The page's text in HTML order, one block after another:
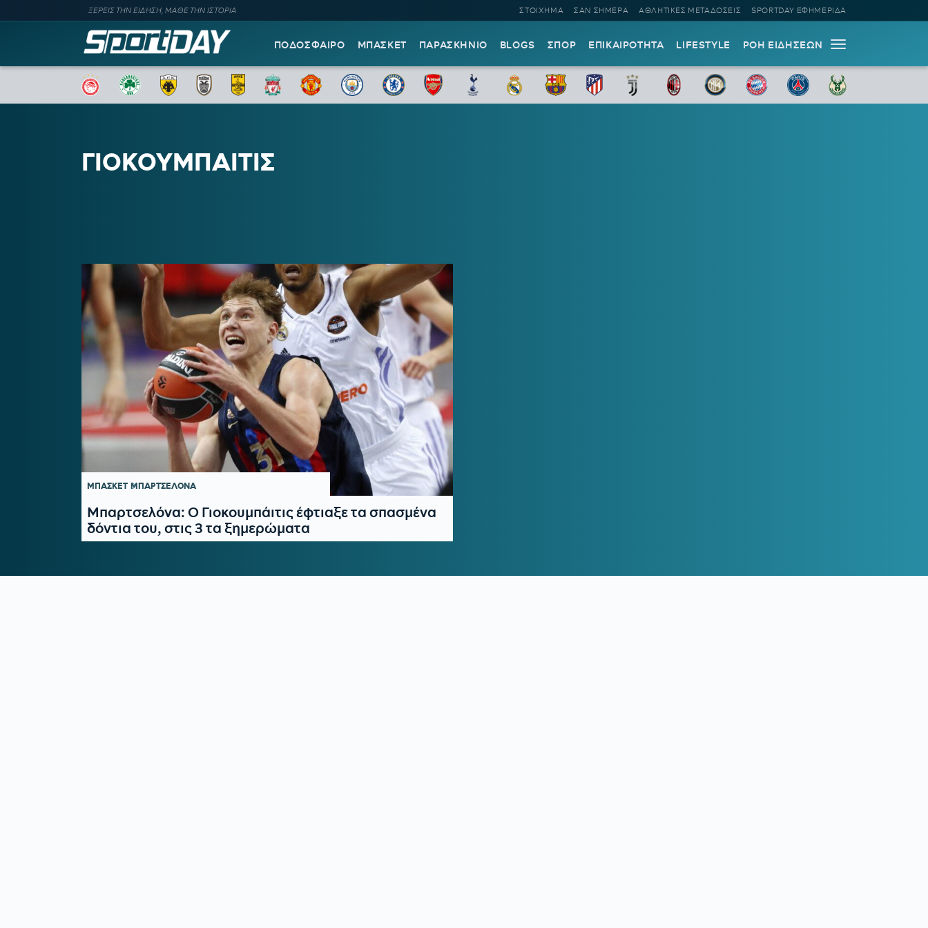
ΞΕΡΕΙΣ ΤΗΝ ΕΙΔΗΣΗ, ΜΑΘΕ ΤΗΝ ΙΣΤΟΡΙΑ ΣΤΟΙΧΗΜΑ ΣΑΝ ΣΗΜΕΡΑ ΑΘΛΗΤΙΚΕΣ ΜΕΤΑΔΟΣΕΙΣ SPORTDAY ΕΦΗΜΕΡΙΔΑ
ΠΟΔΟΣΦΑΙΡΟ ΜΠΑΣΚΕΤ ΠΑΡΑΣΚΗΝΙΟ BLOGS ΣΠΟΡ ΕΠΙΚΑΙΡΟΤΗΤΑ LIFESTYLE ΡΟΗ ΕΙΔΗΣΕΩΝ
ΓΙΟΚΟΥΜΠΑΙΤΙΣ
ΜΠΑΣΚΕΤ ΜΠΑΡΤΣΕΛΟΝΑ
Μπαρτσελόνα: Ο Γιοκουμπάιτις έφτιαξε τα σπασμένα
δόντια του, στις 3 τα ξημερώματα